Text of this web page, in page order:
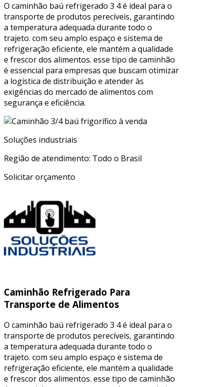
O caminhão baú refrigerado 3 4 é ideal para o
transporte de produtos perecíveis, garantindo
a temperatura adequada durante todo o
trajeto. com seu amplo espaço e sistema de
refrigeração eficiente, ele mantém a qualidade
e frescor dos alimentos. esse tipo de caminhão
é essencial para empresas que buscam otimizar
a logística de distribuição e atender às
exigências do mercado de alimentos com
segurança e eficiência.
Soluções industriais
Região de atendimento: Todo o Brasil
Solicitar orçamento
Caminhão Refrigerado Para
Transporte de Alimentos
O caminhão baú refrigerado 3 4 é ideal para o
transporte de produtos perecíveis, garantindo
a temperatura adequada durante todo o
trajeto. com seu amplo espaço e sistema de
refrigeração eficiente, ele mantém a qualidade
e frescor dos alimentos. esse tipo de caminhão